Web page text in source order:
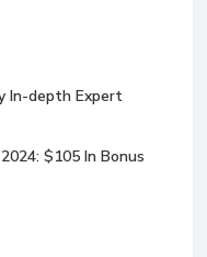
In-depth Expert
$105 In Bonus